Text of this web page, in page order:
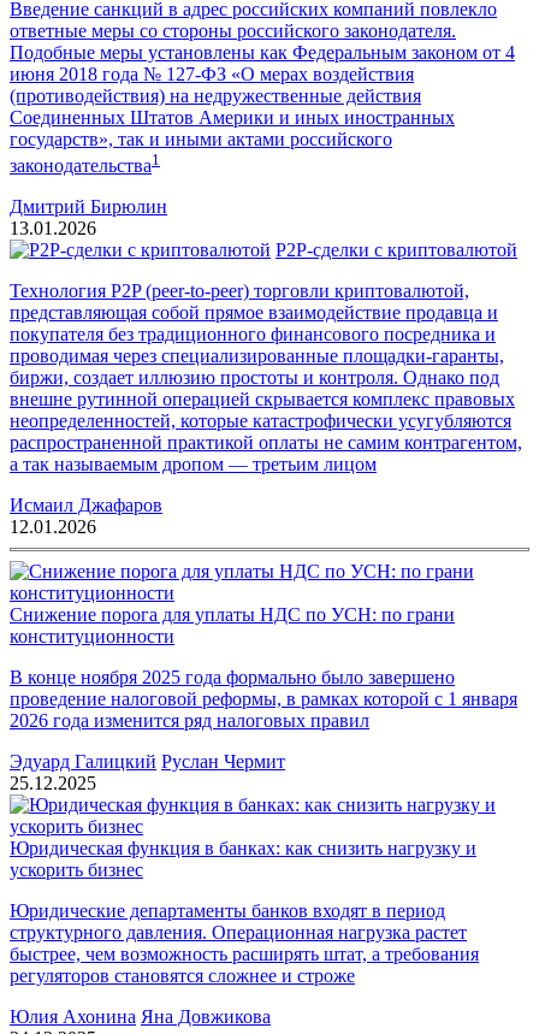
Введение санкций в адрес российских компаний повлекло
ответные меры со стороны российского законодателя.
Подобные меры установлены как Федеральным законом от 4
июня 2018 года № 127-ФЗ «О мерах воздействия
(противодействия) на недружественные действия
Соединенных Штатов Америки и иных иностранных
государств», так и иными актами российского
законодательства1
Дмитрий Бирюлин
13.01.2026
P2P-сделки с криптовалютой
Технология P2P (peer-to-peer) торговли криптовалютой,
представляющая собой прямое взаимодействие продавца и
покупателя без традиционного финансового посредника и
проводимая через специализированные площадки-гаранты,
биржи, создает иллюзию простоты и контроля. Однако под
внешне рутинной операцией скрывается комплекс правовых
неопределенностей, которые катастрофически усугубляются
распространенной практикой оплаты не самим контрагентом,
а так называемым дропом — третьим лицом
Исмаил Джафаров
12.01.2026
Снижение порога для уплаты НДС по УСН: по грани
конституционности
В конце ноября 2025 года формально было завершено
проведение налоговой реформы, в рамках которой с 1 января
2026 года изменится ряд налоговых правил
Эдуард Галицкий Руслан Чермит
25.12.2025
Юридическая функция в банках: как снизить нагрузку и
ускорить бизнес
Юридические департаменты банков входят в период
структурного давления. Операционная нагрузка растет
быстрее, чем возможность расширять штат, а требования
регуляторов становятся сложнее и строже
Юлия Ахонина Яна Довжикова